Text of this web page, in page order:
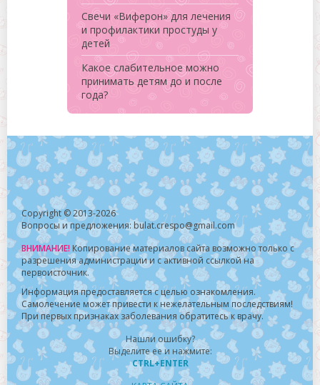
Свечи «Виферон» для лечения
и профилактики простуды у
детей
Какое слабительное можно
принимать детям до и после
года?
Copyright © 2013-2026
Вопросы и предложения: bulat.crespo@gmail.com
ВНИМАНИЕ! Копирование материалов сайта возможно только с
разрешения администрации и с активной ссылкой на
первоисточник.
Информация предоставляется с целью ознакомления.
Самолечение может привести к нежелательным последствиям!
При первых признаках заболевания обратитесь к врачу.
Нашли ошибку?
Выделите ее и нажмите:
CTRL+ENTER